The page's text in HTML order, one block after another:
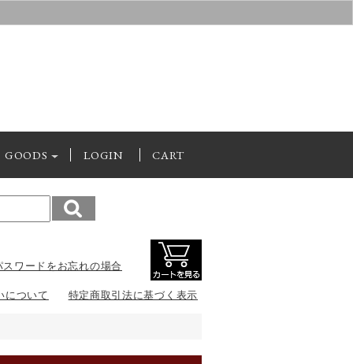
GOODS LOGIN CART
スワードをお忘れの場合
について 特定商取引法に基づく表示